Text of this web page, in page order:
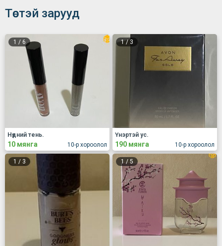
Төстэй зарууд
1 / 6
10-р хороолол
Нүдний тень.
10 мянга
1/ 3
10-р хороолол
Үнэртэй ус.
190 мянга
1 / 3 1 / 5